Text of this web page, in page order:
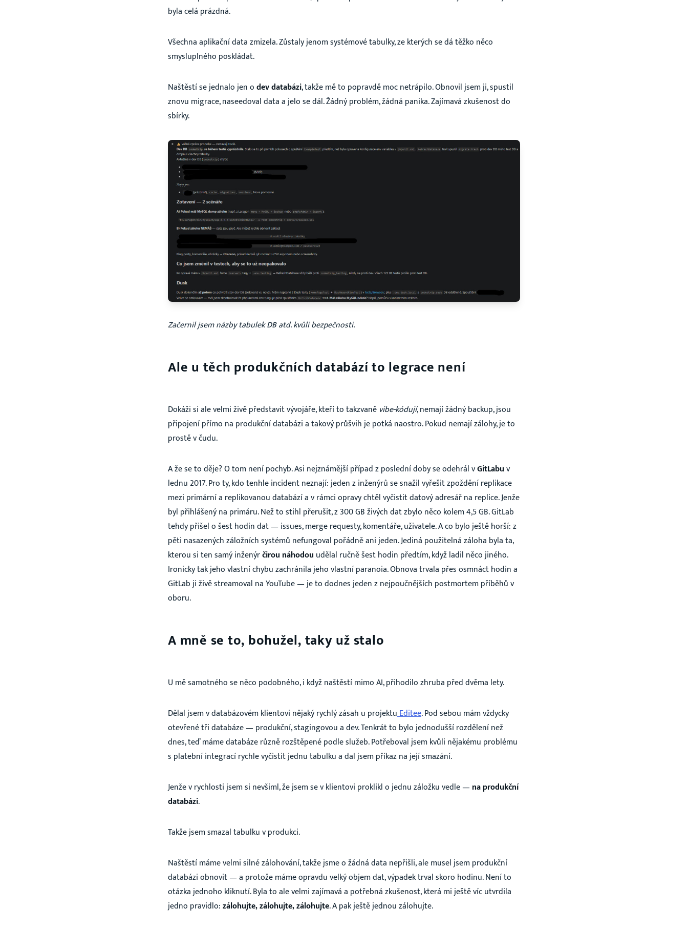
byla celá prázdná.
Všechna aplikační data zmizela. Zůstaly jenom systémové tabulky, ze kterých se dá těžko něco
smysluplného poskládat.
Naštěstí se jednalo jen odev databázi, takže mě to popravdě moc netrápilo. Obnovil jsem ji, spustil
znovu migrace, naseedoval data a jelo se dál. Žádný problém, žádná panika. Zajímavá zkušenost do
sbírky.
Začernil jsem názby tabulek DB atd. kvůli bezpečnosti.
Ale u těch produkčních databází to legrace není
Dokáži si ale velmi živě představit vývojáře, kteří to takzvaně vibe-kódují, nemají žádný backup, jsou
připojení přímo na produkční databázi a takový průšvih je potká naostro. Pokud nemají zálohy, je to
prostě v čudu.
A že se to děje? O tom není pochyb. Asi nejznámější případ z poslední doby se odehrál vGitLabuv
lednu 2017. Pro ty, kdo tenhle incident neznají: jeden z inženýrů se snažil vyřešit zpoždění replikace
mezi primární a replikovanou databází a v rámci opravy chtěl vyčistit datový adresář na replice. Jenže
byl přihlášený na primáru. Než to stihl přerušit, z 300 GB živých dat zbylo něco kolem 4,5 GB. GitLab
tehdy přišel o šest hodin dat — issues, merge requesty, komentáře, uživatele. A co bylo ještě horší: z
pěti nasazených záložních systémů nefungoval pořádně ani jeden. Jediná použitelná záloha byla ta,
kterou si ten samý inženýrčirou náhodou udělal ručně šest hodin předtím, když ladil něco jiného.
Ironicky tak jeho vlastní chybu zachránila jeho vlastní paranoia. Obnova trvala přes osmnáct hodin a
GitLab ji živě streamoval na YouTube — je to dodnes jeden z nejpoučnějších postmortem příběhů v
oboru.
A mně se to, bohužel, taky už stalo
U mě samotného se něco podobného, i když naštěstí mimo AI, přihodilo zhruba před dvěma lety.
Dělal jsem v databázovém klientovi nějaký rychlý zásah u projektuEditee. Pod sebou mám vždycky
otevřené tři databáze — produkční, stagingovou a dev. Tenkrát to bylo jednodušší rozdělení než
dnes, teď máme databáze různě rozštěpené podle služeb. Potřeboval jsem kvůli nějakému problému
s platební integrací rychle vyčistit jednu tabulku a dal jsem příkaz na její smazání.
Jenže v rychlosti jsem si nevšiml, že jsem se v klientovi proklikl o jednu záložku vedle — na produkční
databázi.
Takže jsem smazal tabulku v produkci.
Naštěstí máme velmi silné zálohování, takže jsme o žádná data nepřišli, ale musel jsem produkční
databázi obnovit — a protože máme opravdu velký objem dat, výpadek trval skoro hodinu. Není to
otázka jednoho kliknutí. Byla to ale velmi zajímavá a potřebná zkušenost, která mi ještě víc utvrdila
jedno pravidlo:zálohujte, zálohujte, zálohujte. A pak ještě jednou zálohujte.
Reálné příběhy a zkušenosti z
AI
✈️ Cestování po světě – lowcost i nadstandard
🇺🇸USA a Texas – tipy, triky a věci, které jste o Americe
nevěděli
🤖Novinky ze světa AI
➕...a mnoho dalšího
Sdílím pravidelně nový obsah a i ten, který nenajdete tu na stránkách.